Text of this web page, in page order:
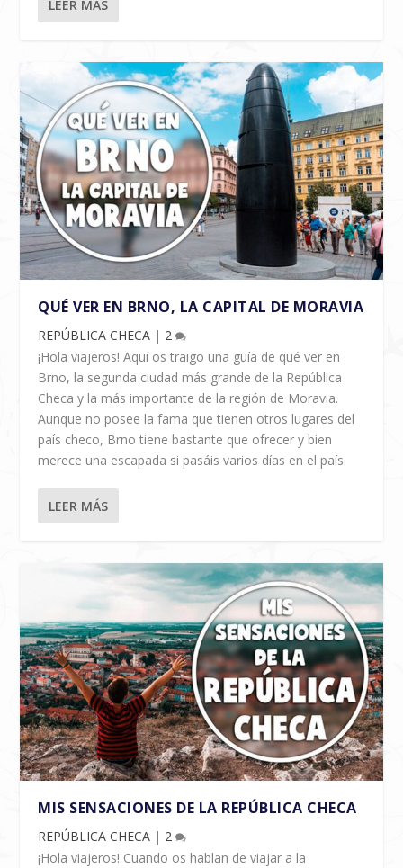
LEER MÁS
QUÉ VER EN BRNO, LA CAPITAL DE MORAVIA
REPÚBLICA CHECA | 2
¡Hola viajeros! Aquí os traigo una guía de qué ver en
Brno, la segunda ciudad más grande de la República
Checa y la más importante de la región de Moravia.
Aunque no posee la fama que tienen otros lugares del
país checo, Brno tiene bastante que ofrecer y bien
merece una escapada si pasáis varios días en el país.
LEER MÁS
MIS SENSACIONES DE LA REPÚBLICA CHECA
REPÚBLICA CHECA | 2
¡Hola viajeros! Cuando os hablan de viajar a la